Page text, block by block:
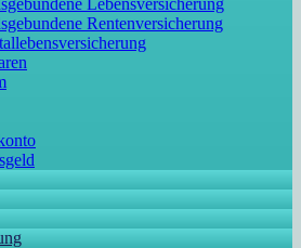
Lebensversicherung
Rentenversicherung